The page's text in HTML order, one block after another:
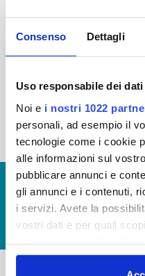
Consenso Dettagli
Uso responsabile dei dati
Noi e i nostri 1022
personali, ad esempio il
tecnologie come i cookie
alle informazioni sul
pubblicare annunci e
gli annunci e i contenuti,
i servizi. Avete la
vostri dati e per quali
in cui avete effettuato le
2007 2006
« prima ‹
6
© Copyright 2017 - 2026